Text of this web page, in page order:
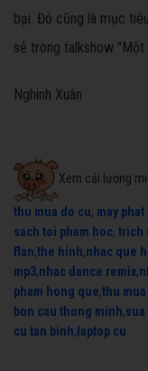
bại. Đó cũng là mục
sẻ trong talkshow "Một
Nghinh Xuân
Xem cải lương
thu mua do cu, may
sach toi pham hoc, trich
flan,the hinh,nhac que
mp3,nhac dance remix,
pham hong que,thu
bon cau thong minh,
cu tan binh, laptop cu